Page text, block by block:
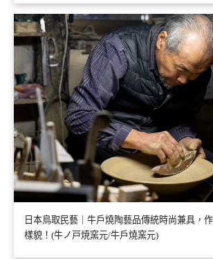
日本鳥取民藝｜牛戶燒陶藝品傳統時尚兼具，
樣貌！(牛ノ戸焼窯元/牛戶燒窯元)